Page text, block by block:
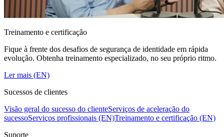
Treinamento e certificação
Fique à frente dos desafios de segurança de identidade em rápida
evolução. Obtenha treinamento especializado, no seu próprio ritmo.
Ler mais (EN)
Sucessos de clientes
Visão geral do sucesso do clienteServiços de aceleração do
sucessoServiços profissionais (EN)Treinamento e certificação (EN)
Suporte